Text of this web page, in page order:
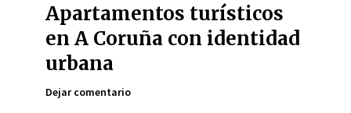
Apartamentos turísticos
en A Coruña con identidad
urbana
Dejar comentario